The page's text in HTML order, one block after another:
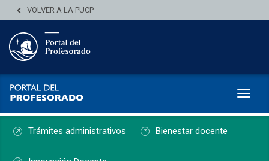
VOLVER A LA PUCP
Trámites administrativos Bienestar docente